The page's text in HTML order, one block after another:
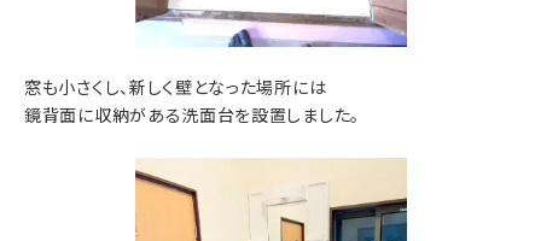
窓も小さくし、新しく壁となった場所には
鏡背面に収納がある洗面台を設置しました。